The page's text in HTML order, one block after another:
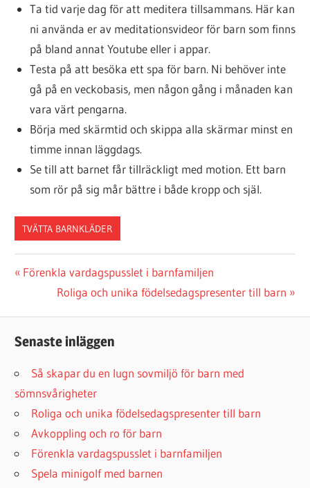
Ta tid varje dag för att meditera tillsammans. Här kan
ni använda er av meditationsvideor för barn som finns
på bland annat Youtube eller i appar.
Testa på att besöka ett spa för barn. Ni behöver inte
gå på en veckobasis, men någon gång i månaden kan
vara värt pengarna.
Börja med skärmtid och skippa alla skärmar minst en
timme innan läggdags.
Se till att barnet får tillräckligt med motion. Ett barn
som rör på sig mår bättre i både kropp och själ.
TVÄTTA BARNKLÄDER
Inläggsnavigering
Previous
Förenkla vardagspusslet i barnfamiljen
Next
Roliga och unika födelsedagspresenter till barn
Senaste inläggen
Så skapar du en lugn sovmiljö för barn med
sömnsvårigheter
Roliga och unika födelsedagspresenter till barn
Avkoppling och ro för barn
Förenkla vardagspusslet i barnfamiljen
Spela minigolf med barnen